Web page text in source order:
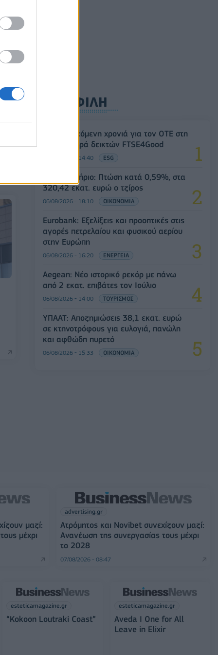
ΔΗΜΟΦΙΛΗ
18η συνεχόμενη χρονιά για τον ΟΤΕ στη
διεθνή σειρά δεικτών FTSE4Good
06/08/2026 - 14:40 ESG
Χρηματιστήριο: Πτώση κατά 0,59%, στα
320,42 εκατ. ευρώ ο τζίρος
06/08/2026 - 18:10 ΟΙΚΟΝΟΜΙΑ
Eurobank: Εξελίξεις και προοπτικές στις
αγορές πετρελαίου και φυσικού αερίου
στην Ευρώπη
06/08/2026 - 16:20 ΕΝΕΡΓΕΙΑ
Aegean: Νέο ιστορικό ρεκόρ με πάνω
από 2 εκατ. επιβάτες τον Ιούλιο
06/08/2026 - 14:00 ΤΟΥΡΙΣΜΟΣ
ΥΠΑΑΤ: Αποζημιώσεις 38,1 εκατ. ευρώ
σε κτηνοτρόφους για ευλογιά, πανώλη
και αφθώδη πυρετό
06/08/2026 - 15:33 ΟΙΚΟΝΟΜΙΑ
μαζί:
μέχρι
advertising.gr
Ατρόμητος και Novibet συνεχίζουν μαζί:
Ανανέωση της συνεργασίας τους μέχρι
το 2028
07/08/2026 - 08:47
esteticamagazine.gr
“Kokoon Loutraki Coast”
esteticamagazine.gr
Aveda I One for All
Leave in Elixir